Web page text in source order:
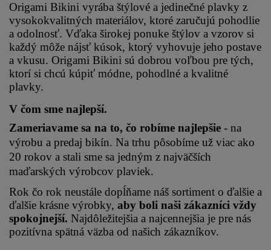
Origami Bikini vyrába štýlové a jedinečné plavky z
vysokokvalitných materiálov, ktoré zaručujú pohodlie
a odolnosť. Vďaka širokej ponuke štýlov a vzorov si
každý môže nájsť kúsok, ktorý vyhovuje jeho postave
a vkusu. Origami Bikini sú dobrou voľbou pre tých,
ktorí si chcú kúpiť módne, pohodlné a kvalitné
plavky.
V čom sme najlepší.
Zameriavame sa na to, čo robíme najlepšie - na
výrobu a predaj bikín. Na trhu pôsobíme už viac ako
20 rokov a stali sme sa jedným z najväčších
maďarských výrobcov plaviek.
Rok čo rok neustále dopĺňame náš sortiment o ďalšie a
ďalšie krásne výrobky, aby boli naši zákazníci vždy
spokojnejší. Najdôležitejšia a najcennejšia je pre nás
pozitívna spätná väzba od našich zákazníkov.